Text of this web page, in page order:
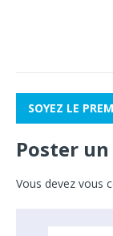
SOYEZ LE
Poster
Vous devez vous